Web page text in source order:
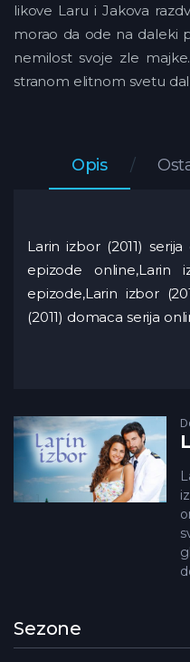
likove Laru i Jakova
morao da ode na daleki
nemilost svoje zle
stranom elitnom svetu
Opis
Larin izbor (2011)
epizode online,Larin
epizode,Larin izbor
(2011) domaca serija
Sezone